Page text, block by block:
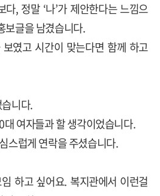
다, 정말 ‘나’가 제안한다는 느낌으
보글을 남겼습니다.
였고 시간이 맞는다면 함께 하고
니다.
대 여자들과 할 생각이었습니다.
스럽게 연락을 주셨습니다.
하고 싶어요. 복지관에서 이런걸